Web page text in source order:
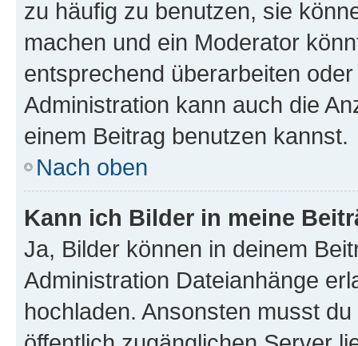
zu häufig zu benutzen, sie
machen und ein Moderator
entsprechend überarbeiten
Administration kann auch die
einem Beitrag benutzen kannst.
Nach oben
Kann ich Bilder in meine
Ja, Bilder können in deinem
Administration Dateianhänge
hochladen. Ansonsten musst